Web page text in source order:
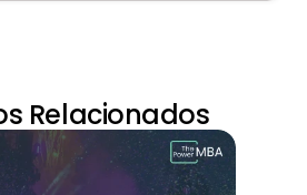
Relacionados